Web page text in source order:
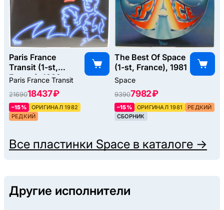
Paris France
Transit (1-st,
France), 1982
Paris France Transit
2169018437 ₽
–15%
ОРИГИНАЛ 1982
РЕДКИЙ
The Best Of Space
(1-st, France), 1981
Space
93907982 ₽
–15% ОРИГИНАЛ 1981
РЕДКИЙ
СБОРНИК
Все пластинки Space в каталоге →
Другие исполнители